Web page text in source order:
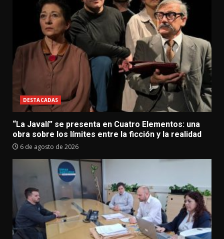
DESTACADAS
“La Javalí” se presenta en Cuatro Elementos: una
obra sobre los límites entre la ficción y la realidad
6 de agosto de 2026